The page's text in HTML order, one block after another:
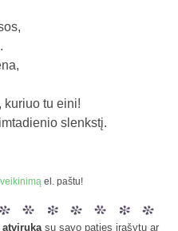
kuriuo tu eini!
slenkstį.
el. paštu!
su savo paties įrašytu ar